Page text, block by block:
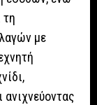
τη
με
ανιχνεύοντας